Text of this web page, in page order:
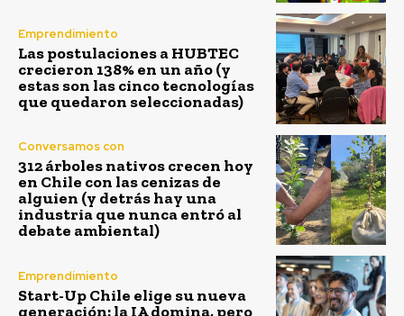
Emprendimiento
Las postulaciones a HUBTEC
crecieron 138% en un año (y
estas son las cinco tecnologías
que quedaron seleccionadas)
Conversamos con
312 árboles nativos crecen hoy
en Chile con las cenizas de
alguien (y detrás hay una
industria que nunca entró al
debate ambiental)
Emprendimiento
Start-Up Chile elige su nueva
generación: la IA domina, pero